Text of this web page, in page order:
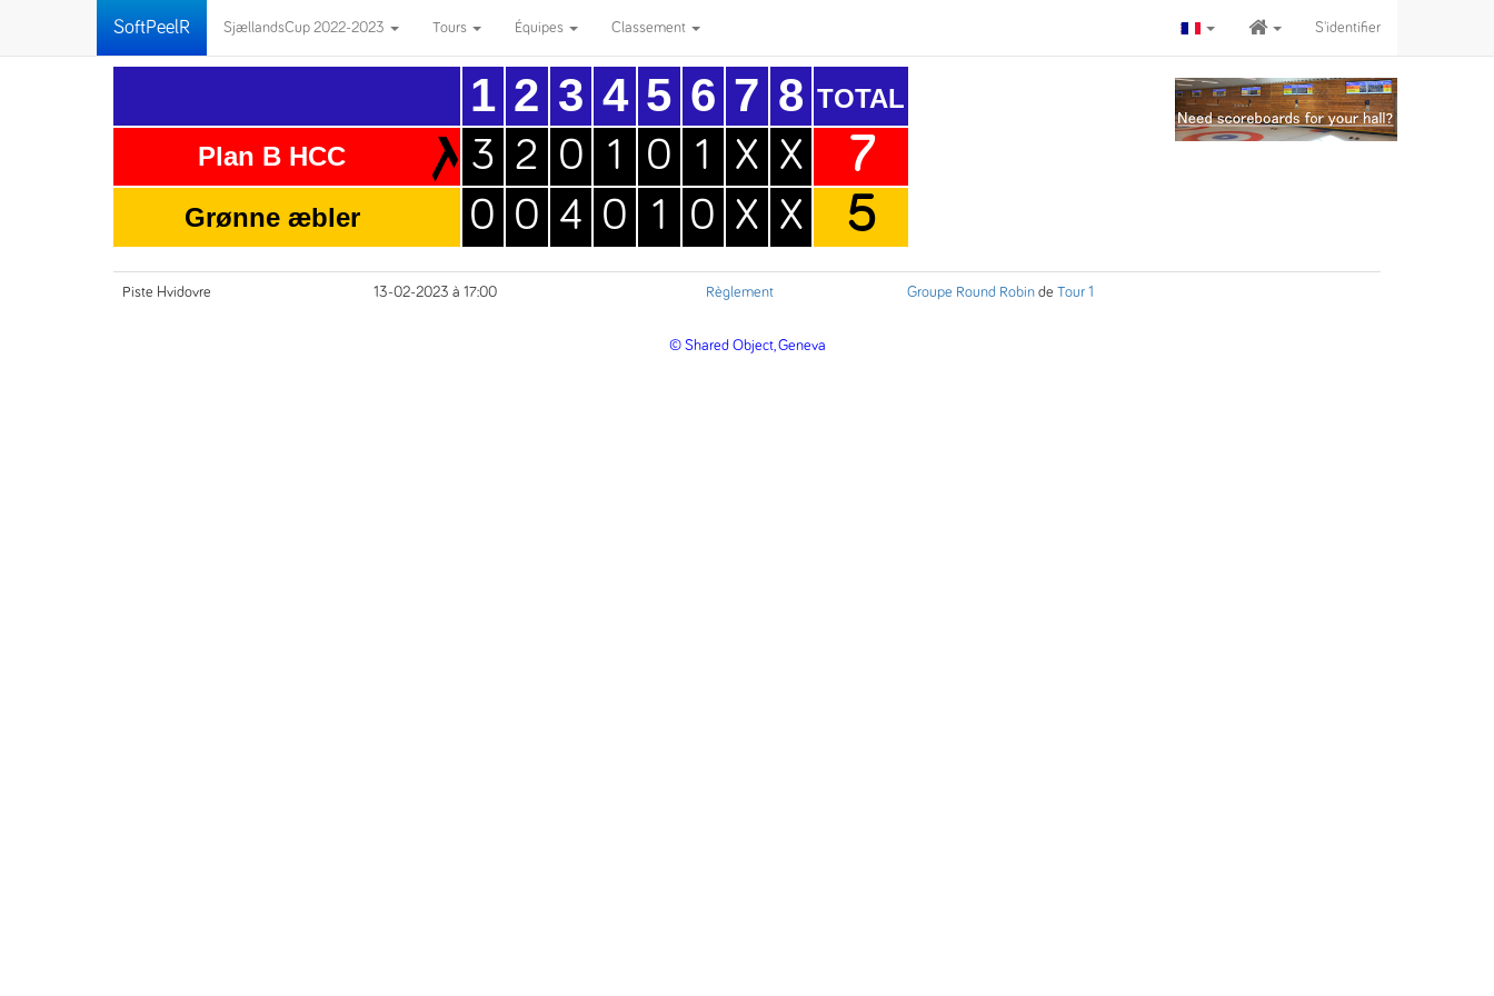
SoftPeelR SjællandsCup 2022-2023 Tours Équipes Classement S'identifier
Plan B HCC
Grønne æbler
1
3
0
2
2
0
3
0
4
4
1
0
5
0
1
6
1
0
7
X
X
8
X
X
TOTAL
7
5
Piste Hvidovre 13-02-2023 à 17:00 Règlement Groupe Round Robin de Tour 1
© Shared Object, Geneva